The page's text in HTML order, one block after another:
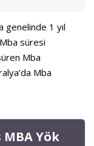
genelinde 1 yıl
süresi
Mba
Mba
MBA Yök